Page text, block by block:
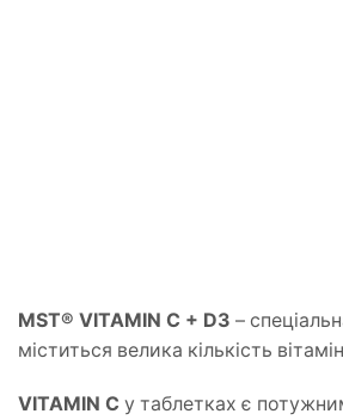
MST® VITAMIN C + D3 –
міститься велика кількість
VITAMIN C у таблетках є